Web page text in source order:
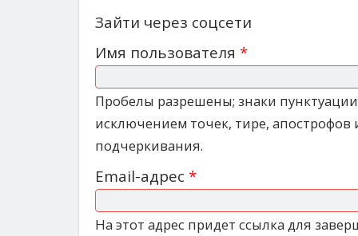
Зайти через соцсети
Имя пользователя*
Пробелы разрешены; знаки
исключением точек, тире, апострофов
подчеркивания.
Email-адрес*
На этот адрес придет ссылка для